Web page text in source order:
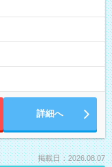
詳細へ
掲載日：2026.08.07